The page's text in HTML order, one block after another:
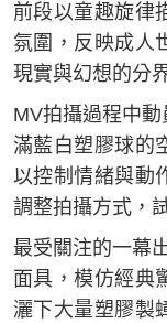
前段以童趣旋律
氛圍，反映成人
現實與幻想的分
MV拍攝過程中
滿藍白塑膠球的
以控制情緒與動
調整拍攝方式，
最受關注的一幕
面具，模仿經典
灑下大量塑膠製